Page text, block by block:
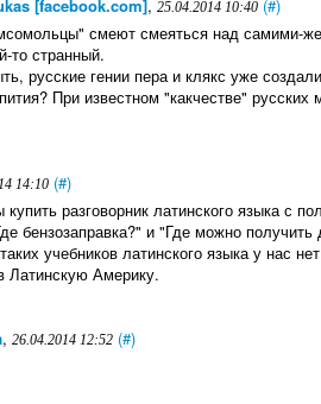
[facebook.com],25.04.2014 10:40 (#)
смеют смеяться над самими-
то странный.
русские гении пера и клякс уже
При известном "какчестве"
14:10 (#)
разговорник латинского языка с
бензозаправка?" и "Где можно получить
учебников латинского языка у нас
Латинскую Америку.
, 26.04.2014 12:52 (#)